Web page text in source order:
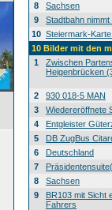
8
Sachsen
9
Stadtbahn
10 Steiermark-
10 Bilder mit den
1
Zwischen
Heigenbrücken
2
930 018-5 MAN
3
Wiedereröffnete
4
Entgleister
5
DB ZugBus
6
Deutschland
7
8
Sachsen
9
BR103 mit Sicht
Fahrers